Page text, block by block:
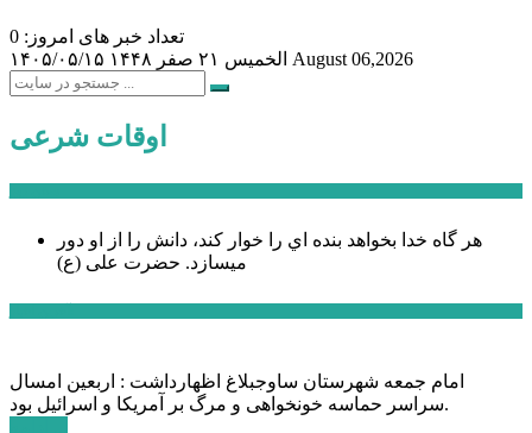
تعداد خبر های امروز: 0
۱۴۰۵/۰۵/۱۵
الخميس ۲۱ صفر ۱۴۴۸ August 06,2026
اوقات شرعی
هر گاه خدا بخواهد بنده اي را خوار كند، دانش را از او دور
میسازد. حضرت علی (ع)
امام جمعه شهرستان ساوجبلاغ اظهارداشت : اربعین امسال
سراسر حماسه خونخواهی و مرگ بر آمریکا و اسرائیل بود.